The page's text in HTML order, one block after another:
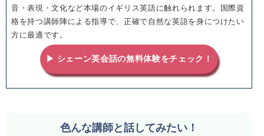
音・表現・文化など本場のイギリス英語に触れられます。国際資
格を持つ講師陣による指導で、正確で自然な英語を身につけたい
方に最適です。
▶ シェーン英会話の無料体験をチェック！
色んな講師と話してみたい！